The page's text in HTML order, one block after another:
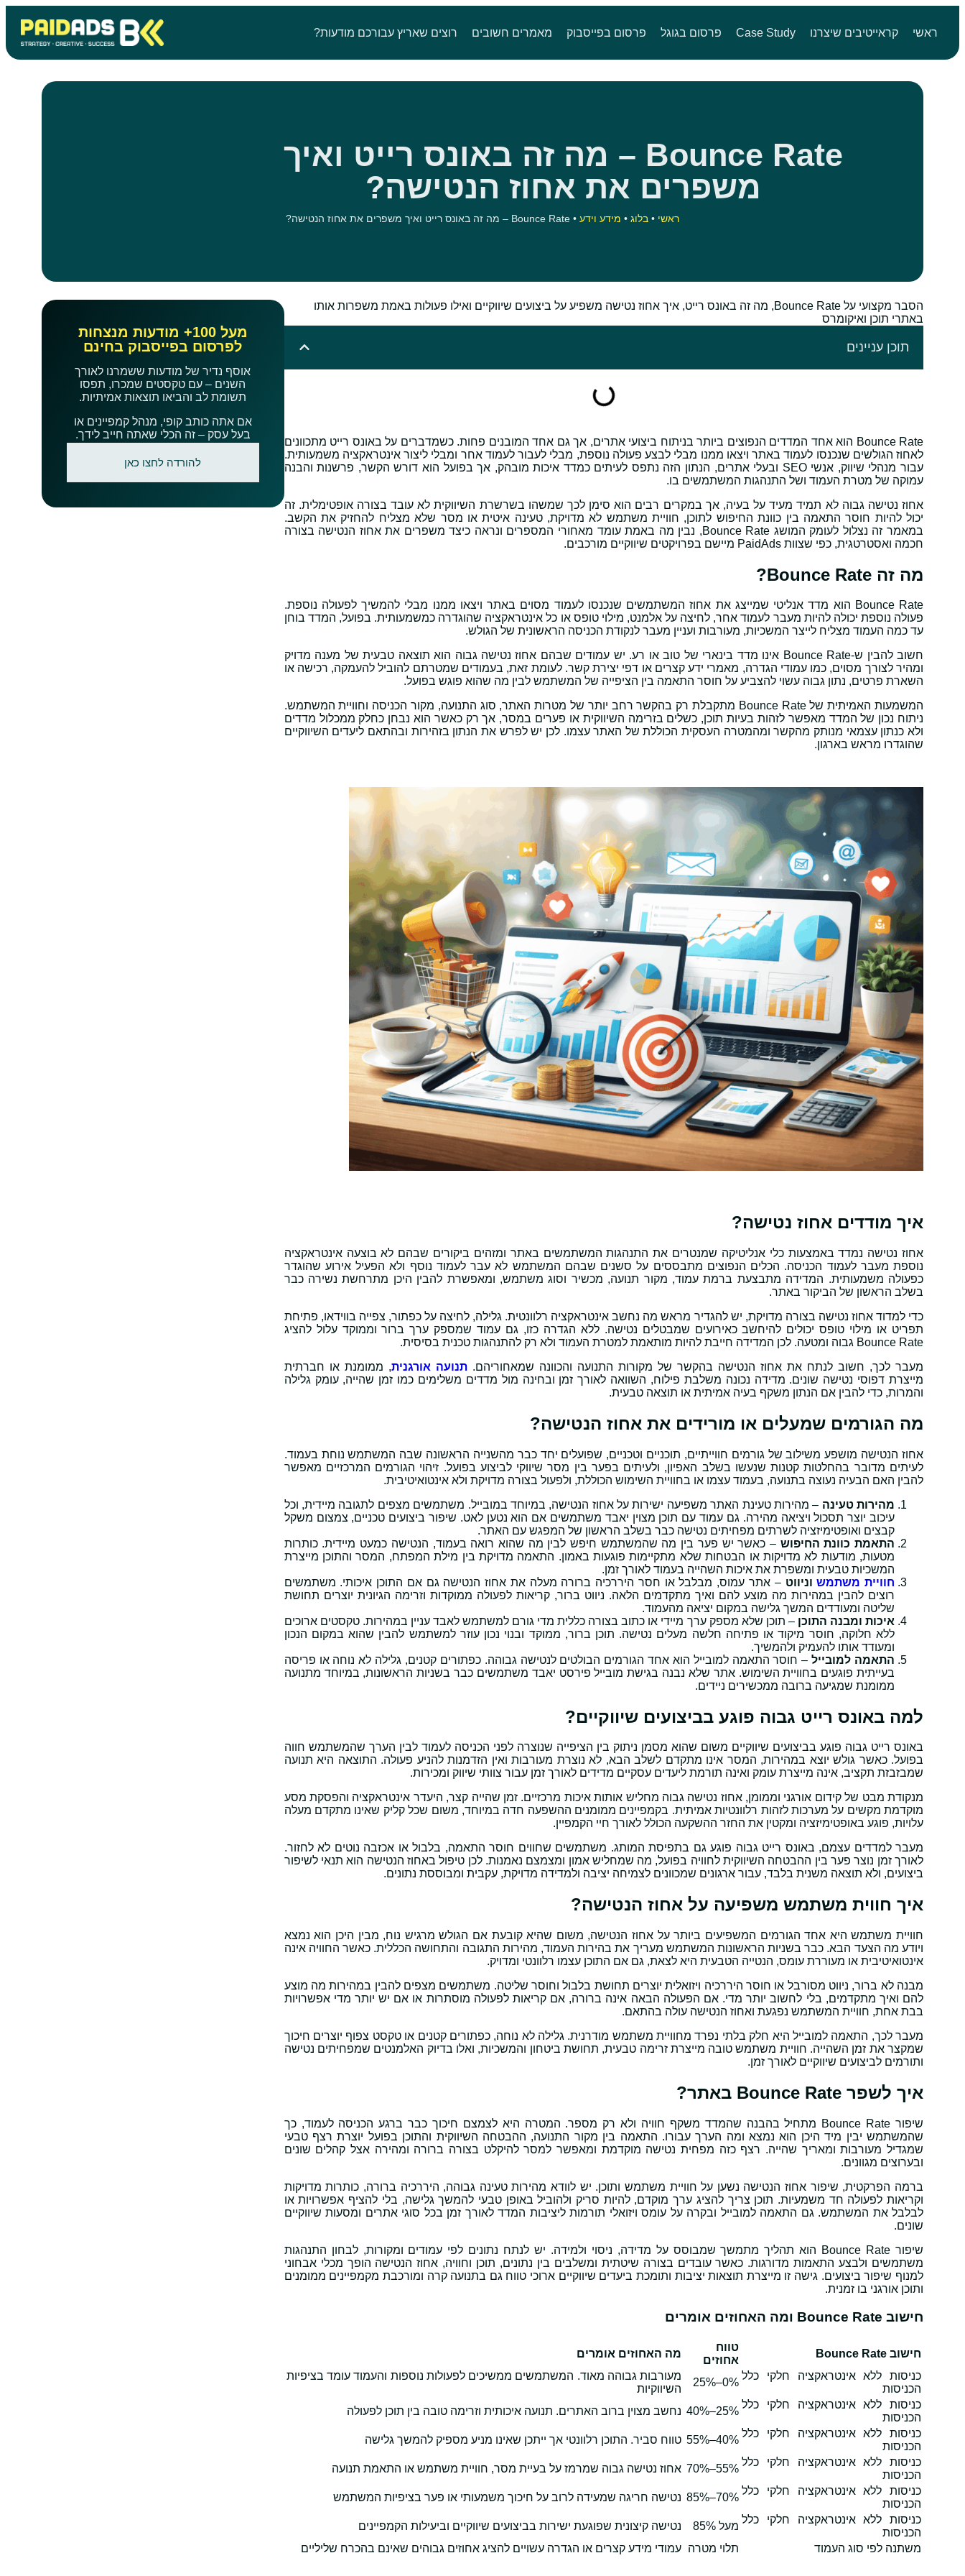
ראשי קראייטיבים שיצרנו Case Study פרסום בגוגל פרסום בפייסבוק מאמרים חשובים רוצים שאריץ עבורכם מודעות?
Bounce Rate – מה זה באונס רייט ואיך
משפרים את אחוז הנטישה?
ראשי • בלוג • מידע וידע • Bounce Rate – מה זה באונס רייט ואיך משפרים את אחוז הנטישה?
הסבר מקצועי על Bounce Rate, מה זה באונס רייט, איך אחוז נטישה משפיע על ביצועים שיווקיים ואילו פעולות באמת משפרות אותו
באתרי תוכן ואיקומרס
תוכן עניינים
Bounce Rate הוא אחד המדדים הנפוצים ביותר בניתוח ביצועי אתרים, אך גם אחד המובנים פחות. כשמדברים על באונס רייט מתכוונים
לאחוז הגולשים שנכנסו לעמוד באתר ויצאו ממנו מבלי לבצע פעולה נוספת, מבלי לעבור לעמוד אחר ומבלי ליצור אינטראקציה משמעותית.
עבור מנהלי שיווק, אנשי SEO ובעלי אתרים, הנתון הזה נתפס לעיתים כמדד איכות מובהק, אך בפועל הוא דורש הקשר, פרשנות והבנה
עמוקה של מטרת העמוד ושל התנהגות המשתמשים בו.
אחוז נטישה גבוה לא תמיד מעיד על בעיה, אך במקרים רבים הוא סימן לכך שמשהו בשרשרת השיווקית לא עובד בצורה אופטימלית. זה
יכול להיות חוסר התאמה בין כוונת החיפוש לתוכן, חוויית משתמש לא מדויקת, טעינה איטית או מסר שלא מצליח להחזיק את הקשב.
במאמר זה נצלול לעומק המושג Bounce Rate, נבין מה באמת עומד מאחורי המספרים ונראה כיצד משפרים את אחוז הנטישה בצורה
חכמה ואסטרטגית, כפי שצוות PaidAds מיישם בפרויקטים שיווקיים מורכבים.
מה זה Bounce Rate?
Bounce Rate הוא מדד אנליטי שמייצג את אחוז המשתמשים שנכנסו לעמוד מסוים באתר ויצאו ממנו מבלי להמשיך לפעולה נוספת.
פעולה נוספת יכולה להיות מעבר לעמוד אחר, לחיצה על אלמנט, מילוי טופס או כל אינטראקציה שהוגדרה כמשמעותית. בפועל, המדד בוחן
עד כמה העמוד מצליח לייצר המשכיות, מעורבות ועניין מעבר לנקודת הכניסה הראשונית של הגולש.
חשוב להבין ש-Bounce Rate אינו מדד בינארי של טוב או רע. יש עמודים שבהם אחוז נטישה גבוה הוא תוצאה טבעית של מענה מדויק
ומהיר לצורך מסוים, כמו עמודי הגדרה, מאמרי ידע קצרים או דפי יצירת קשר. לעומת זאת, בעמודים שמטרתם להוביל להעמקה, רכישה או
השארת פרטים, נתון גבוה עשוי להצביע על חוסר התאמה בין הציפייה של המשתמש לבין מה שהוא פוגש בפועל.
המשמעות האמיתית של Bounce Rate מתקבלת רק בהקשר רחב יותר של מטרות האתר, סוג התנועה, מקור הכניסה וחוויית המשתמש.
ניתוח נכון של המדד מאפשר לזהות בעיות תוכן, כשלים בזרימה השיווקית או פערים במסר, אך רק כאשר הוא נבחן כחלק ממכלול מדדים
ולא כנתון עצמאי מנותק מהקשר ומהמטרה העסקית הכוללת של האתר עצמו. לכן יש לפרש את הנתון בזהירות ובהתאם ליעדים השיווקיים
שהוגדרו מראש בארגון.
איך מודדים אחוז נטישה?
אחוז נטישה נמדד באמצעות כלי אנליטיקה שמנטרים את התנהגות המשתמשים באתר ומזהים ביקורים שבהם לא בוצעה אינטראקציה
נוספת מעבר לעמוד הכניסה. הכלים הנפוצים מתבססים על סשנים שבהם המשתמש לא עבר לעמוד נוסף ולא הפעיל אירוע שהוגדר
כפעולה משמעותית. המדידה מתבצעת ברמת עמוד, מקור תנועה, מכשיר וסוג משתמש, ומאפשרת להבין היכן מתרחשת נשירה כבר
בשלב הראשון של הביקור באתר.
כדי למדוד אחוז נטישה בצורה מדויקת, יש להגדיר מראש מה נחשב אינטראקציה רלוונטית. גלילה, לחיצה על כפתור, צפייה בווידאו, פתיחת
תפריט או מילוי טופס יכולים להיחשב כאירועים שמבטלים נטישה. ללא הגדרה כזו, גם עמוד שמספק ערך ברור וממוקד עלול להציג
Bounce Rate גבוה ומטעה. לכן המדידה חייבת להיות מותאמת למטרת העמוד ולא רק להתנהגות טכנית בסיסית.
מעבר לכך, חשוב לנתח את אחוז הנטישה בהקשר של מקורות התנועה והכוונה שמאחוריהם.תנועה אורגנית, ממומנת או חברתית
מייצרת דפוסי נטישה שונים. מדידה נכונה משלבת פילוח, השוואה לאורך זמן ובחינה מול מדדים משלימים כמו זמן שהייה, עומק גלילה
והמרות, כדי להבין אם הנתון משקף בעיה אמיתית או תוצאה טבעית.
מה הגורמים שמעלים או מורידים את אחוז הנטישה?
אחוז הנטישה מושפע משילוב של גורמים חווייתיים, תוכניים וטכניים, שפועלים יחד כבר מהשנייה הראשונה שבה המשתמש נוחת בעמוד.
לעיתים מדובר בהחלטות קטנות שנעשו בשלב האפיון, ולעיתים בפער בין מסר שיווקי לביצוע בפועל. זיהוי הגורמים המרכזיים מאפשר
להבין האם הבעיה נעוצה בתנועה, בעמוד עצמו או בחוויית השימוש הכוללת, ולפעול בצורה מדויקת ולא אינטואיטיבית.
מהירות טעינה – מהירות טעינת האתר משפיעה ישירות על אחוז הנטישה, במיוחד במובייל. משתמשים מצפים לתגובה מיידית, וכל
עיכוב יוצר תסכול ויציאה מהירה. גם עמוד עם תוכן מצוין יאבד משתמשים אם הוא נטען לאט. שיפור ביצועים טכניים, צמצום משקל
קבצים ואופטימיזציה לשרתים מפחיתים נטישה כבר בשלב הראשון של המפגש עם האתר.
התאמת כוונת החיפוש – כאשר יש פער בין מה שהמשתמש חיפש לבין מה שהוא רואה בעמוד, הנטישה כמעט מיידית. כותרות
מטעות, מודעות לא מדויקות או הבטחות שלא מתקיימות פוגעות באמון. התאמה מדויקת בין מילת המפתח, המסר והתוכן מייצרת
המשכיות טבעית ומשפרת את איכות השהייה בעמוד לאורך זמן.
חוויית משתמשוניווט – אתר עמוס, מבלבל או חסר היררכיה ברורה מעלה את אחוז הנטישה גם אם התוכן איכותי. משתמשים
רוצים להבין במהירות מה מוצע להם ואיך מתקדמים הלאה. ניווט ברור, קריאות לפעולה ממוקדות וזרימה הגיונית יוצרים תחושת
שליטה ומעודדים המשך גלישה במקום יציאה מהעמוד.
איכות ומבנה התוכן – תוכן שלא מספק ערך מיידי או כתוב בצורה כללית מדי גורם למשתמש לאבד עניין במהירות. טקסטים ארוכים
ללא חלוקה, חוסר מיקוד או פתיחה חלשה מעלים נטישה. תוכן ברור, ממוקד ובנוי נכון עוזר למשתמש להבין שהוא במקום הנכון
ומעודד אותו להעמיק ולהמשיך.
התאמה למובייל– חוסר התאמה למובייל הוא אחד הגורמים הבולטים לנטישה גבוהה. כפתורים קטנים, גלילה לא נוחה או פריסה
בעייתית פוגעים בחוויית השימוש. אתר שלא נבנה בגישת מובייל פירסט יאבד משתמשים כבר בשניות הראשונות, במיוחד מתנועה
ממומנת שמגיעה ברובה ממכשירים ניידים.
למה באונס רייט גבוה פוגע בביצועים שיווקיים?
באונס רייט גבוה פוגע בביצועים שיווקיים משום שהוא מסמן ניתוק בין הציפייה שנוצרה לפני הכניסה לעמוד לבין הערך שהמשתמש חווה
בפועל. כאשר גולש יוצא במהירות, המסר אינו מתקדם לשלב הבא, לא נוצרת מעורבות ואין הזדמנות להניע פעולה. התוצאה היא תנועה
שמבזבזת תקציב, אינה מייצרת עומק ואינה תורמת ליעדים עסקיים מדידים לאורך זמן עבור צוותי שיווק ומכירות.
מנקודת מבט של קידום אורגני וממומן, אחוז נטישה גבוה מחליש אותות איכות מרכזיים. זמן שהייה קצר, היעדר אינטראקציה והפסקת מסע
מוקדמת מקשים על מערכות לזהות רלוונטיות אמיתית. בקמפיינים ממומנים ההשפעה חדה במיוחד, משום שכל קליק שאינו מתקדם מעלה
עלויות, פוגע באופטימיזציה ומקטין את החזר ההשקעה הכולל לאורך חיי הקמפיין.
מעבר למדדים עצמם, באונס רייט גבוה פוגע גם בתפיסת המותג. משתמשים שחווים חוסר התאמה, בלבול או אכזבה נוטים לא לחזור.
לאורך זמן נוצר פער בין ההבטחה השיווקית לחוויה בפועל, מה שמחליש אמון ומצמצם נאמנות. לכן טיפול באחוז הנטישה הוא תנאי לשיפור
ביצועים, ולא תוצאה משנית בלבד, עבור ארגונים שמכוונים לצמיחה יציבה ולמדידה מדויקת, עקבית ומבוססת נתונים.
איך חווית משתמש משפיעה על אחוז הנטישה?
חוויית משתמש היא אחד הגורמים המשפיעים ביותר על אחוז הנטישה, משום שהיא קובעת אם הגולש מרגיש נוח, מבין היכן הוא נמצא
ויודע מה הצעד הבא. כבר בשניות הראשונות המשתמש מעריך את בהירות העמוד, מהירות התגובה והתחושה הכללית. כאשר החוויה אינה
אינטואיטיבית או מעוררת עומס, הנטייה הטבעית היא לצאת, גם אם התוכן עצמו רלוונטי ומדויק.
מבנה לא ברור, ניווט מסורבל או חוסר היררכיה ויזואלית יוצרים תחושת בלבול וחוסר שליטה. משתמשים מצפים להבין במהירות מה מוצע
להם ואיך מתקדמים, בלי לחשוב יותר מדי. אם הפעולה הבאה אינה ברורה, אם קריאות לפעולה מוסתרות או אם יש יותר מדי אפשרויות
בבת אחת, חוויית המשתמש נפגעת ואחוז הנטישה עולה בהתאם.
מעבר לכך, התאמה למובייל היא חלק בלתי נפרד מחוויית משתמש מודרנית. גלילה לא נוחה, כפתורים קטנים או טקסט צפוף יוצרים חיכוך
שמקצר את זמן השהייה. חוויית משתמש טובה מייצרת זרימה טבעית, תחושת ביטחון והמשכיות, ואלו בדיוק האלמנטים שמפחיתים נטישה
ותורמים לביצועים שיווקיים לאורך זמן.
איך לשפר Bounce Rate באתר?
שיפור Bounce Rate מתחיל בהבנה שהמדד משקף חוויה ולא רק מספר. המטרה היא לצמצם חיכוך כבר ברגע הכניסה לעמוד, כך
שהמשתמש יבין מיד היכן הוא נמצא ומה הערך עבורו. התאמה בין מקור התנועה, ההבטחה השיווקית והתוכן בפועל יוצרת רצף טבעי
שמגדיל מעורבות ומאריך שהייה. רצף כזה מפחית נטישה מוקדמת ומאפשר למסר להיקלט בצורה ברורה ומהירה אצל קהלים שונים
ובערוצים מגוונים.
ברמה הפרקטית, שיפור אחוז הנטישה נשען על חוויית משתמש ותוכן. יש לוודא מהירות טעינה גבוהה, היררכיה ברורה, כותרות מדויקות
וקריאות לפעולה חד משמעיות. תוכן צריך להציג ערך מוקדם, להיות סריק ולהוביל באופן טבעי להמשך גלישה, בלי להציף אפשרויות או
לבלבל את המשתמש. גם התאמה למובייל ובקרה על עומס ויזואלי תורמות ליציבות המדד לאורך זמן בכל סוגי אתרים ומסעות שיווקיים
שונים.
שיפור Bounce Rate הוא תהליך מתמשך שמבוסס על מדידה, ניסוי ולמידה. יש לנתח נתונים לפי עמודים ומקורות, לבחון התנהגות
משתמשים ולבצע התאמות מדורגות. כאשר עובדים בצורה שיטתית ומשלבים בין נתונים, תוכן וחוויה, אחוז הנטישה הופך מכלי אבחוני
למנוף שיפור ביצועים. גישה זו מייצרת תוצאות יציבות ותומכת ביעדים שיווקיים ארוכי טווח גם בתנועה קרה ומורכבת מקמפיינים ממומנים
ותוכן אורגני בו זמנית.
חישוב Bounce Rate ומה האחוזים אומרים
חישוב Bounce Rate
טווח
אחוזים
מה האחוזים אומרים
כניסות ללא אינטראקציה חלקי כלל
הכניסות
0%–25%
מעורבות גבוהה מאוד. המשתמשים ממשיכים לפעולות נוספות והעמוד עומד בציפיות
השיווקיות
כניסות ללא אינטראקציה חלקי כלל
הכניסות
25%–40%
נחשב מצוין ברוב האתרים. תנועה איכותית וזרימה טובה בין תוכן לפעולה
כניסות ללא אינטראקציה חלקי כלל
הכניסות
40%–55%
טווח סביר. התוכן רלוונטי אך ייתכן שאינו מניע מספיק להמשך גלישה
כניסות ללא אינטראקציה חלקי כלל
הכניסות
55%–70%
אחוז נטישה גבוה שמרמז על בעיית מסר, חוויית משתמש או התאמת תנועה
כניסות ללא אינטראקציה חלקי כלל
הכניסות
70%–85%
נטישה חריגה שמעידה לרוב על חיכוך משמעותי או פער בציפיות המשתמש
כניסות ללא אינטראקציה חלקי כלל
הכניסות
מעל 85%
נטישה קיצונית שפוגעת ישירות בביצועים שיווקיים וביעילות הקמפיינים
משתנה לפי סוג העמוד
תלוי מטרה עמודי מידע קצרים או הגדרה עשויים להציג אחוזים גבוהים שאינם בהכרח שליליים
מעל 100+ מודעות מנצחות
לפרסום בפייסבוק בחינם
אוסף נדיר של מודעות ששמרנו לאורך
השנים – עם טקסטים שמכרו, תפסו
תשומת לב והביאו תוצאות אמיתיות.
אם אתה כותב קופי, מנהל קמפיינים או
בעל עסק – זה הכלי שאתה חייב לידך.
להורדה לחצו כאן